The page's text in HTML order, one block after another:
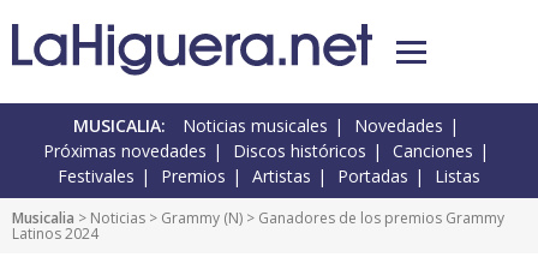
MUSICALIA: Noticias musicales
Novedades
Próximas novedades
Discos históricos
Canciones
Festivales
Premios Artistas Portadas Listas
Musicalia > Noticias > Grammy (N) > Ganadores de los premios Grammy
Latinos 2024